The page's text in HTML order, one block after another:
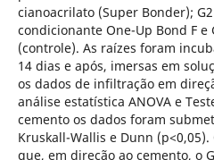
cianoacrilato (Super Bonder);
condicionante One-Up Bond F
(controle). As raízes foram
14 dias e após, imersas em
os dados de infiltração em
análise estatística ANOVA e
cemento os dados foram
Kruskall-Wallis e Dunn
que, em direção ao cemento, o